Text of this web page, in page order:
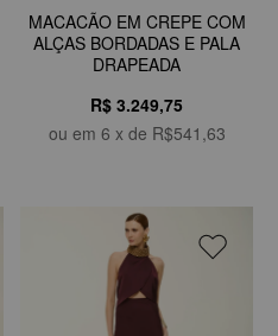
MACACÃO EM CREPE COM
ALÇAS BORDADAS E PALA
DRAPEADA
R$ 3.249,75
ou em 6 x de R$541,63